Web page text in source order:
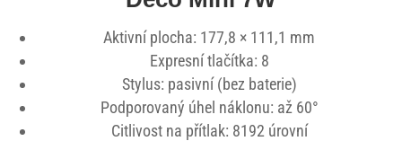
Aktivní plocha: 177,8 × 111,1 mm
Expresní tlačítka: 8
Stylus: pasivní (bez baterie)
Podporovaný úhel náklonu: až 60°
Citlivost na přítlak: 8192 úrovní